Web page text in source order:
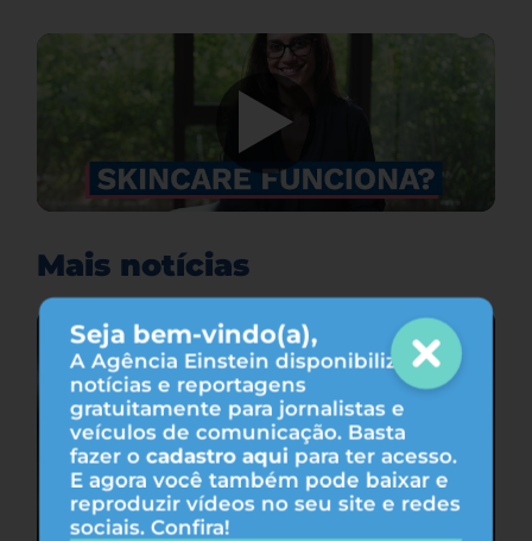
Seja bem-vindo(a),
A Agência Einstein disponibiliza
notícias e reportagens
gratuitamente para jornalistas e
veículos de comunicação. Basta
fazer o cadastro aqui para ter acesso.
E agora você também pode baixar e
reproduzir vídeos no seu site e redes
sociais. Confira!
Mais notícias